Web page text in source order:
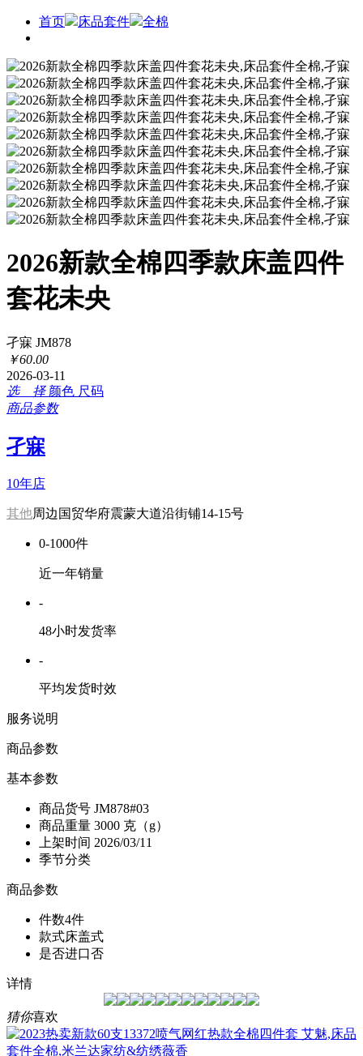
首页 床品套件 全棉
2026新款全棉四季款床盖四件
套花未央
孑寐 JM878
￥60.00
2026-03-11
选 择 颜色 尺码
商品参数
孑寐
10年店
其他周边国贸华府震蒙大道沿街铺14-15号
0-1000件
近一年销量
-
48小时发货率
-
平均发货时效
服务说明
商品参数
基本参数
商品货号 JM878#03
商品重量 3000 克（g）
上架时间 2026/03/11
季节分类
商品参数
件数4件
款式床盖式
是否进口否
详情
猜你喜欢